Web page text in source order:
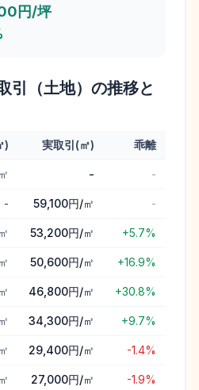
円/坪
引（土地）の推移と
) 実取引(㎡) 乖離
- -
- 59,100円/㎡ -
53,200円/㎡ +5.7%
50,600円/㎡ +16.9%
46,800円/㎡ +30.8%
34,300円/㎡ +9.7%
29,400円/㎡ -1.4%
27,000円/㎡ -1.9%